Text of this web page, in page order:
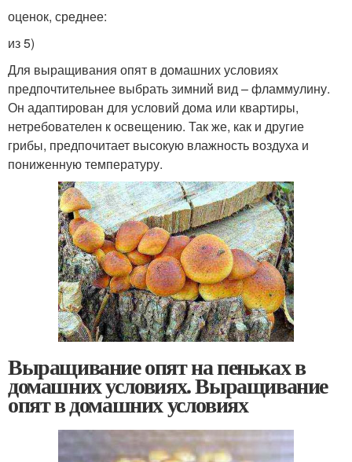
оценок, среднее:
из 5)
Для выращивания опят в домашних условиях
предпочтительнее выбрать зимний вид – фламмулину.
Он адаптирован для условий дома или квартиры,
нетребователен к освещению. Так же, как и другие
грибы, предпочитает высокую влажность воздуха и
пониженную температуру.
Выращивание опят на пеньках в
домашних условиях. Выращивание
опят в домашних условиях